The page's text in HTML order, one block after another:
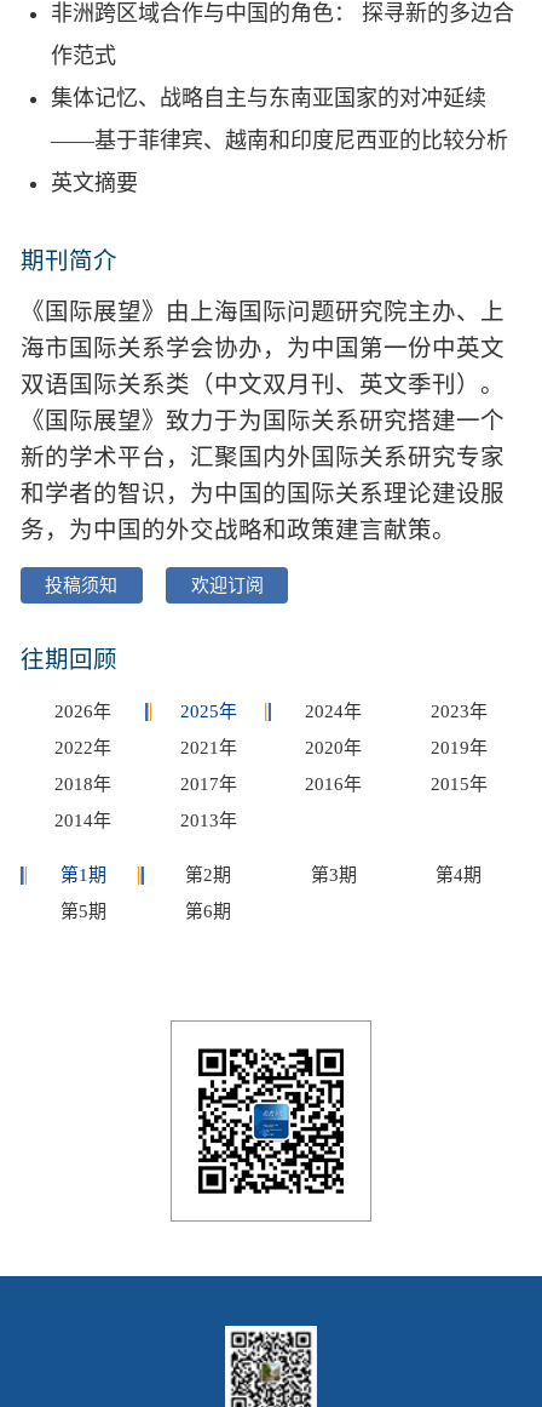
非洲跨区域合作与中国的角色： 探寻新的多边合
作范式
集体记忆、战略自主与东南亚国家的对冲延续
——基于菲律宾、越南和印度尼西亚的比较分析
英文摘要
期刊简介
《国际展望》由上海国际问题研究院主办、上
海市国际关系学会协办，为中国第一份中英文
双语国际关系类（中文双月刊、英文季刊）。
《国际展望》致力于为国际关系研究搭建一个
新的学术平台，汇聚国内外国际关系研究专家
和学者的智识，为中国的国际关系理论建设服
务，为中国的外交战略和政策建言献策。
投稿须知 欢迎订阅
往期回顾
2026年 2025年 2024年
2023年
2022年
2021年 2020年
2019年
2018年
2017年 2016年
2015年
2014年
2013年
第1期 第2期 第3期
第4期
第5期
第6期